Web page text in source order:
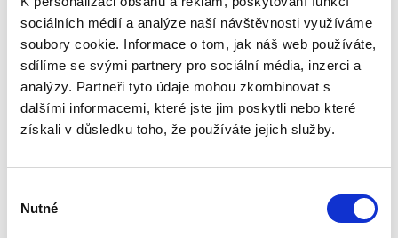
sociálních médií a analýze naší návštěvnosti využíváme
soubory cookie. Informace o tom, jak náš web používáte,
sdílíme se svými partnery pro sociální média, inzerci a
analýzy. Partneři tyto údaje mohou zkombinovat s
dalšími informacemi, které jste jim poskytli nebo které
získali v důsledku toho, že používáte jejich služby.
souhlasu
Nutné
550,00 Kč
Publikace je primárně určena odborníkům z řad
správněprávní teorie a praxe, zejména
advokátům, akademikům, soudcům správních
soudů nebo pracovníkům správních úřadů
všech druhů a stupňů. Představuje...